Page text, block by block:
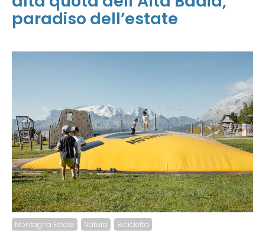
paradiso dell’estate
Montagna Estate Natura Bicicletta